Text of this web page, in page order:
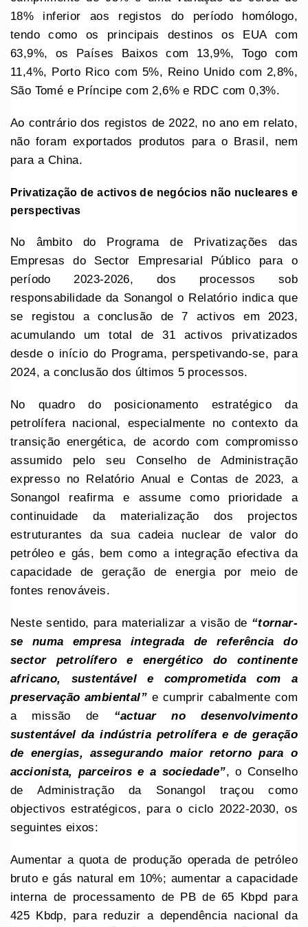
18% inferior aos registos do período homólogo,
tendo como os principais destinos os EUA com
63,9%, os Países Baixos com 13,9%, Togo com
11,4%, Porto Rico com 5%, Reino Unido com 2,8%,
São Tomé e Príncipe com 2,6% e RDC com 0,3%.
Ao contrário dos registos de 2022, no ano em relato,
não foram exportados produtos para o Brasil, nem
para a China.
Privatização de activos de negócios não nucleares e
perspectivas
No âmbito do Programa de Privatizações das
Empresas do Sector Empresarial Público para o
período 2023-2026, dos processos sob
responsabilidade da Sonangol o Relatório indica que
se registou a conclusão de 7 activos em 2023,
acumulando um total de 31 activos privatizados
desde o início do Programa, perspetivando-se, para
2024, a conclusão dos últimos 5 processos.
No quadro do posicionamento estratégico da
petrolífera nacional, especialmente no contexto da
transição energética, de acordo com compromisso
assumido pelo seu Conselho de Administração
expresso no Relatório Anual e Contas de 2023, a
Sonangol reafirma e assume como prioridade a
continuidade da materialização dos projectos
estruturantes da sua cadeia nuclear de valor do
petróleo e gás, bem como a integração efectiva da
capacidade de geração de energia por meio de
fontes renováveis.
Neste sentido, para materializar a visão de “tornar-
se numa empresa integrada de referência do
sector petrolífero e energético do continente
africano, sustentável e comprometida com a
preservação ambiental”e cumprir cabalmente com
a missão de “actuar no desenvolvimento
sustentável da indústria petrolífera e de geração
de energias, assegurando maior retorno para o
accionista, parceiros e a sociedade”, o Conselho
de Administração da Sonangol traçou como
objectivos estratégicos, para o ciclo 2022-2030, os
seguintes eixos:
Aumentar a quota de produção operada de petróleo
bruto e gás natural em 10%; aumentar a capacidade
interna de processamento de PB de 65 Kbpd para
425 Kbdp, para reduzir a dependência nacional da